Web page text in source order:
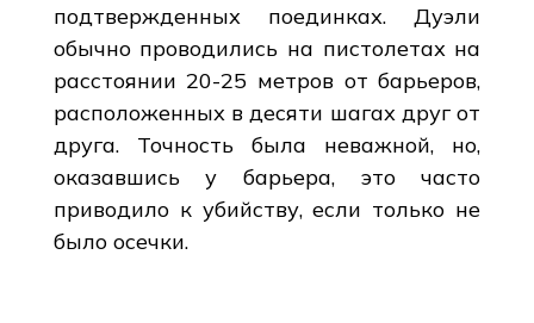
подтвержденных поединках. Дуэли
обычно проводились на пистолетах на
расстоянии 20-25 метров от барьеров,
расположенных в десяти шагах друг от
друга. Точность была неважной, но,
оказавшись у барьера, это часто
приводило к убийству, если только не
было осечки.